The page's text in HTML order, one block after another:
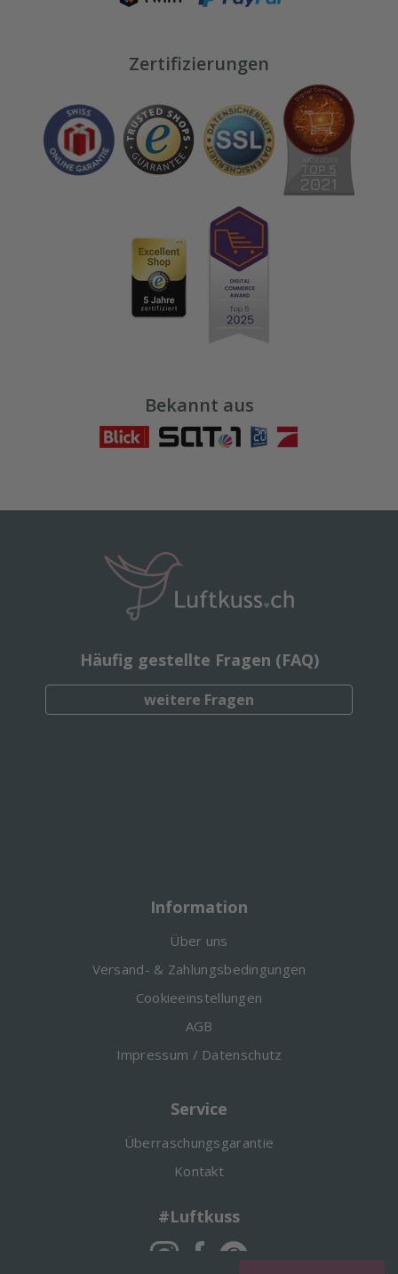
Zertifizierungen
Bekannt aus
Häufig gestellte Fragen (FAQ)
weitere Fragen
Information
Über uns
Versand- & Zahlungsbedingungen
Cookieeinstellungen
AGB
Impressum / Datenschutz
Service
Überraschungsgarantie
Kontakt
#Luftkuss